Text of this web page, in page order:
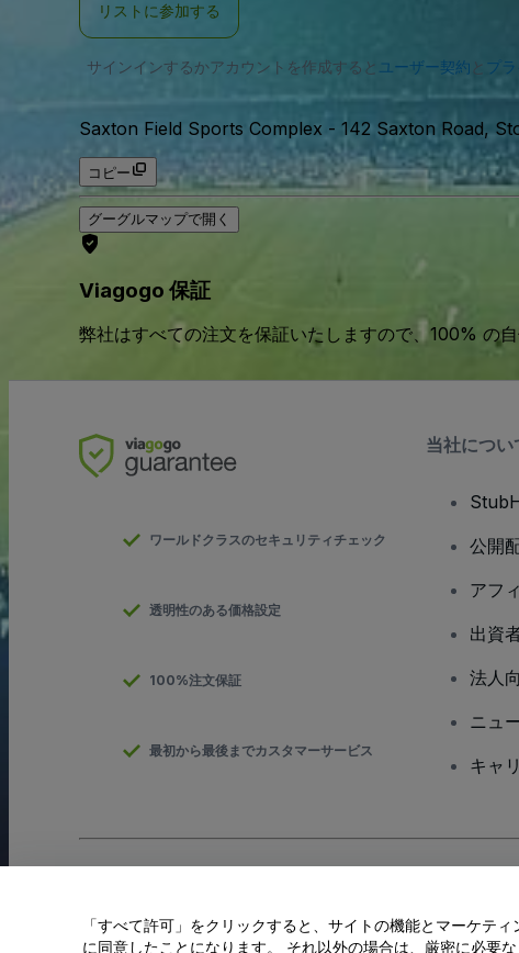
ア
ス
リストに参加する
サインインするかアカウントを作成すると ユーザー契約 と プ
Saxton Field Sports Complex - 142 Saxton Road,
コピー
グーグルマップで開く
Viagogo 保証
弊社はすべての注文を保証いたしますので、100% の
ワールドクラスのセキュリティチェック
透明性のある価格設定
100%注文保証
最初から最後までカスタマーサービス
当社につい
公開
アフ
出資
法人
ニュ
キャ
私の個人情報を共有しない/あなたのプライバシーの選択
「すべて許可」をクリックすると、サイトの機能とマーケテ
に同意したことになります。 それ以外の場合は、厳密に必要